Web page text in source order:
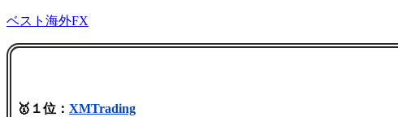
ベスト海外FX
🥇１位： XMTrading